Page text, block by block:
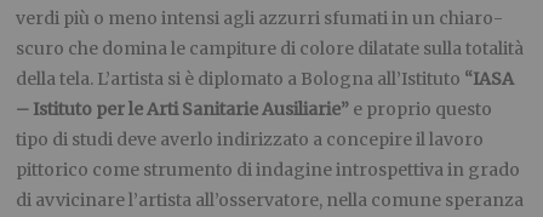
verdi più o meno intensi agli azzurri sfumati in un chiaro-
scuro che domina le campiture di colore dilatate sulla totalità
della tela. L’artista si è diplomato a Bologna all’Istituto “IASA
– Istituto per le Arti Sanitarie Ausiliarie” e proprio questo
tipo di studi deve averlo indirizzato a concepire il lavoro
pittorico come strumento di indagine introspettiva in grado
di avvicinare l’artista all’osservatore, nella comune speranza